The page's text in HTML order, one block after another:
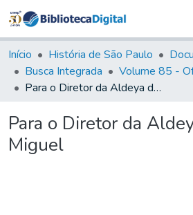
&
Coleções
Tudo na
Biblioteca
Estatísticas
Início História de São Paulo
Busca Integrada
Para o Diretor da Aldeya de Sam Miguel
Para o Diretor da
Miguel